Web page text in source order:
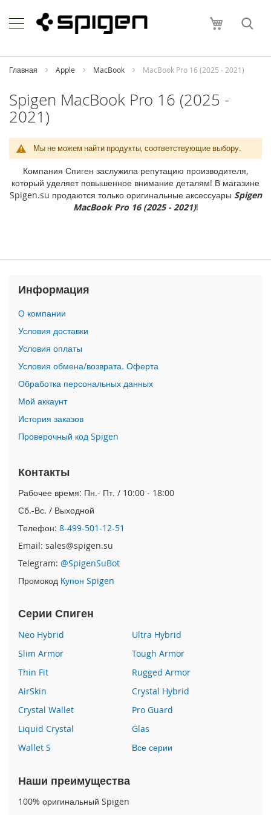
to
Content
Моя
h
o
i
P
h
o
n
1
7
x
i
h
n
e
1
7
P
r
o
i
P
n
A
i
r
i
P
h
o
n
1
P
h
n
1
6
r
a
Главная Apple MacBook MacBook Pro 16 (2025 - 2021)
Spigen MacBook Pro 16 (2025 -
2021)
Мы не можем найти продукты, соответствующие выбору.
Компания Спиген заслужила репутацию производителя,
который уделяет повышенное внимание деталям! В магазине
Spigen.su продаются только оригинальные аксессуары Spigen
MacBook Pro 16 (2025 - 2021)!
Информация
О компании
Условия доставки
Условия оплаты
Условия обмена/возврата. Оферта
Обработка персональных данных
Мой аккаунт
История заказов
Проверочный код Spigen
Контакты
Рабочее время: Пн.- Пт. / 10:00 - 18:00
Сб.-Вс. / Выходной
Телефон: 8-499-501-12-51
Email: sales@spigen.su
Telegram: @SpigenSuBot
Промокод Купон Spigen
Серии Спиген
Neo Hybrid
Ultra Hybrid
Slim Armor
Tough Armor
Thin Fit
Rugged Armor
AirSkin
Crystal Hybrid
Crystal Wallet
Pro Guard
Liquid Crystal
Glas
Wallet S
Все серии
Наши преимущества
100% оригинальный Spigen